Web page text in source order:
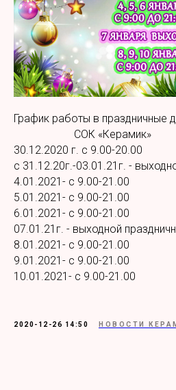
График работы в праздничные
СОК «Керамик»
30.12.2020 г. с 9.00-20.00
с 31.12.20г.-03.01.21г. -
4.01.2021- с 9.00-21.00
5.01.2021- с 9.00-21.00
6.01.2021- с 9.00-21.00
07.01.21г. - выходной
8.01.2021- с 9.00-21.00
9.01.2021- с 9.00-21.00
10.01.2021- с 9.00-21.00
2020-12-26 14:50 НОВОСТИ